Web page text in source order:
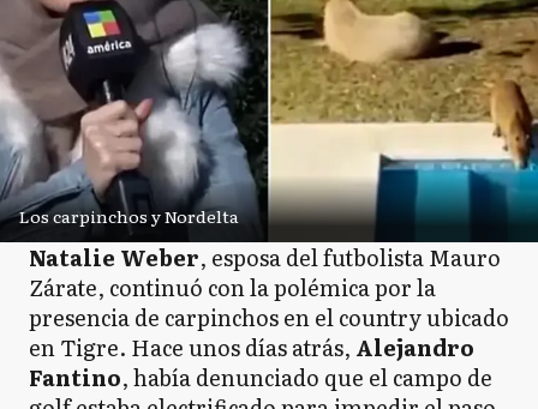
Los carpinchos y Nordelta
Natalie Weber, esposa del futbolista Mauro
Zárate, continuó con la polémica por la
presencia de carpinchos en el country ubicado
en Tigre. Hace unos días atrás, Alejandro
Fantino, había denunciado que el campo de